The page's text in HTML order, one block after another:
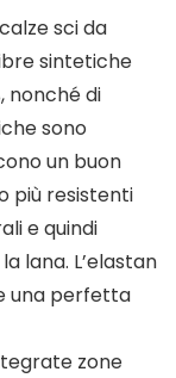
calze sci da
sintetiche
nonché di
sono
un buon
più resistenti
e quindi
lana. L’elastan
una perfetta
zone